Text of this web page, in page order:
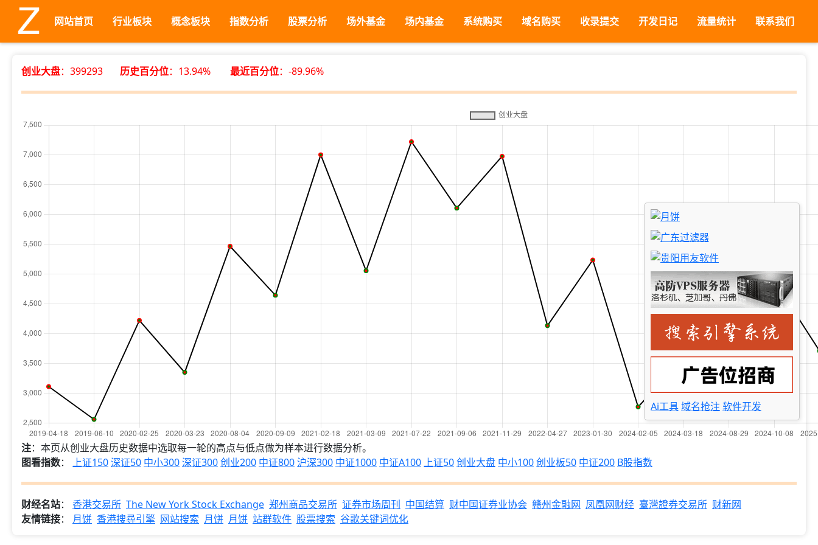
网站首页 行业板块 概念板块 指数分析 股票分析 场外基金 场内基金 系统购买 域名购买 收录提交 开发日记 流量统计 联系我们
创业大盘：399293 历史百分位：13.94% 最近百分位：-89.96%
注：本页从创业大盘历史数据中选取每一轮的高点与低点做为样本进行数据分析。
图看指数： 上证150深证50 中小300深证300创业200 中证800沪深300 中证1000 中证A100 上证50创业大盘 中小100创业板50 中证200 B股指数
财经名站： 香港交易所 The New York Stock Exchange 郑州商品交易所 证券市场周刊 中国结算 财中国证券业协会 赣州金融网 凤凰网财经 臺灣證券交易所 财新网
友情链接： 月饼 香港搜尋引擎 网站搜索 月饼 月饼 站群软件 股票搜索 谷歌关键词优化
Ai工具域名抢注 软件开发